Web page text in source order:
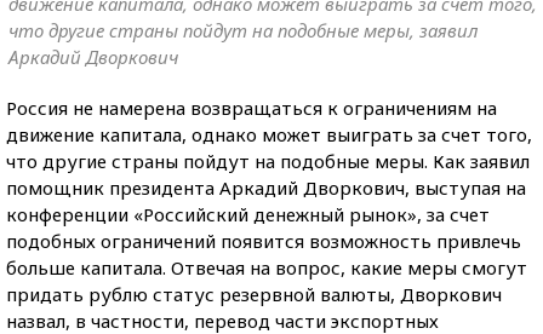
что другие страны пойдут на подобные меры, заявил
Аркадий Дворкович
Россия не намерена возвращаться к ограничениям на
движение капитала, однако может выиграть за счет того,
что другие страны пойдут на подобные меры. Как заявил
помощник президента Аркадий Дворкович, выступая на
конференции «Российский денежный рынок», за счет
подобных ограничений появится возможность привлечь
больше капитала. Отвечая на вопрос, какие меры смогут
придать рублю статус резервной валюты, Дворкович
назвал, в частности, перевод части экспортных